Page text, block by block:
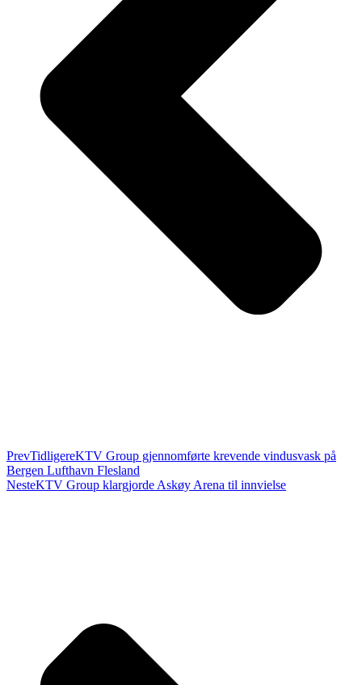
PrevTidligereKTV Group gjennomførte krevende vindusvask på
Bergen Lufthavn Flesland
NesteKTV Group klargjorde Askøy Arena til innvielse